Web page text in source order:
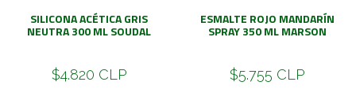
SILICONA ACÉTICA GRIS
NEUTRA 300 ML SOUDAL
$4.820 CLP
ESMALTE ROJO MANDARÍN
SPRAY 350 ML MARSON
$5.755 CLP